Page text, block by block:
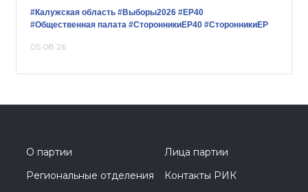
#Калужская область #Выборы2026 #ЕР40
#Общественная палата #СторонникиЕР40 #СторонникиЕР
05.08.26
О партии
Лица партии
Региональные отделения
Контакты РИК